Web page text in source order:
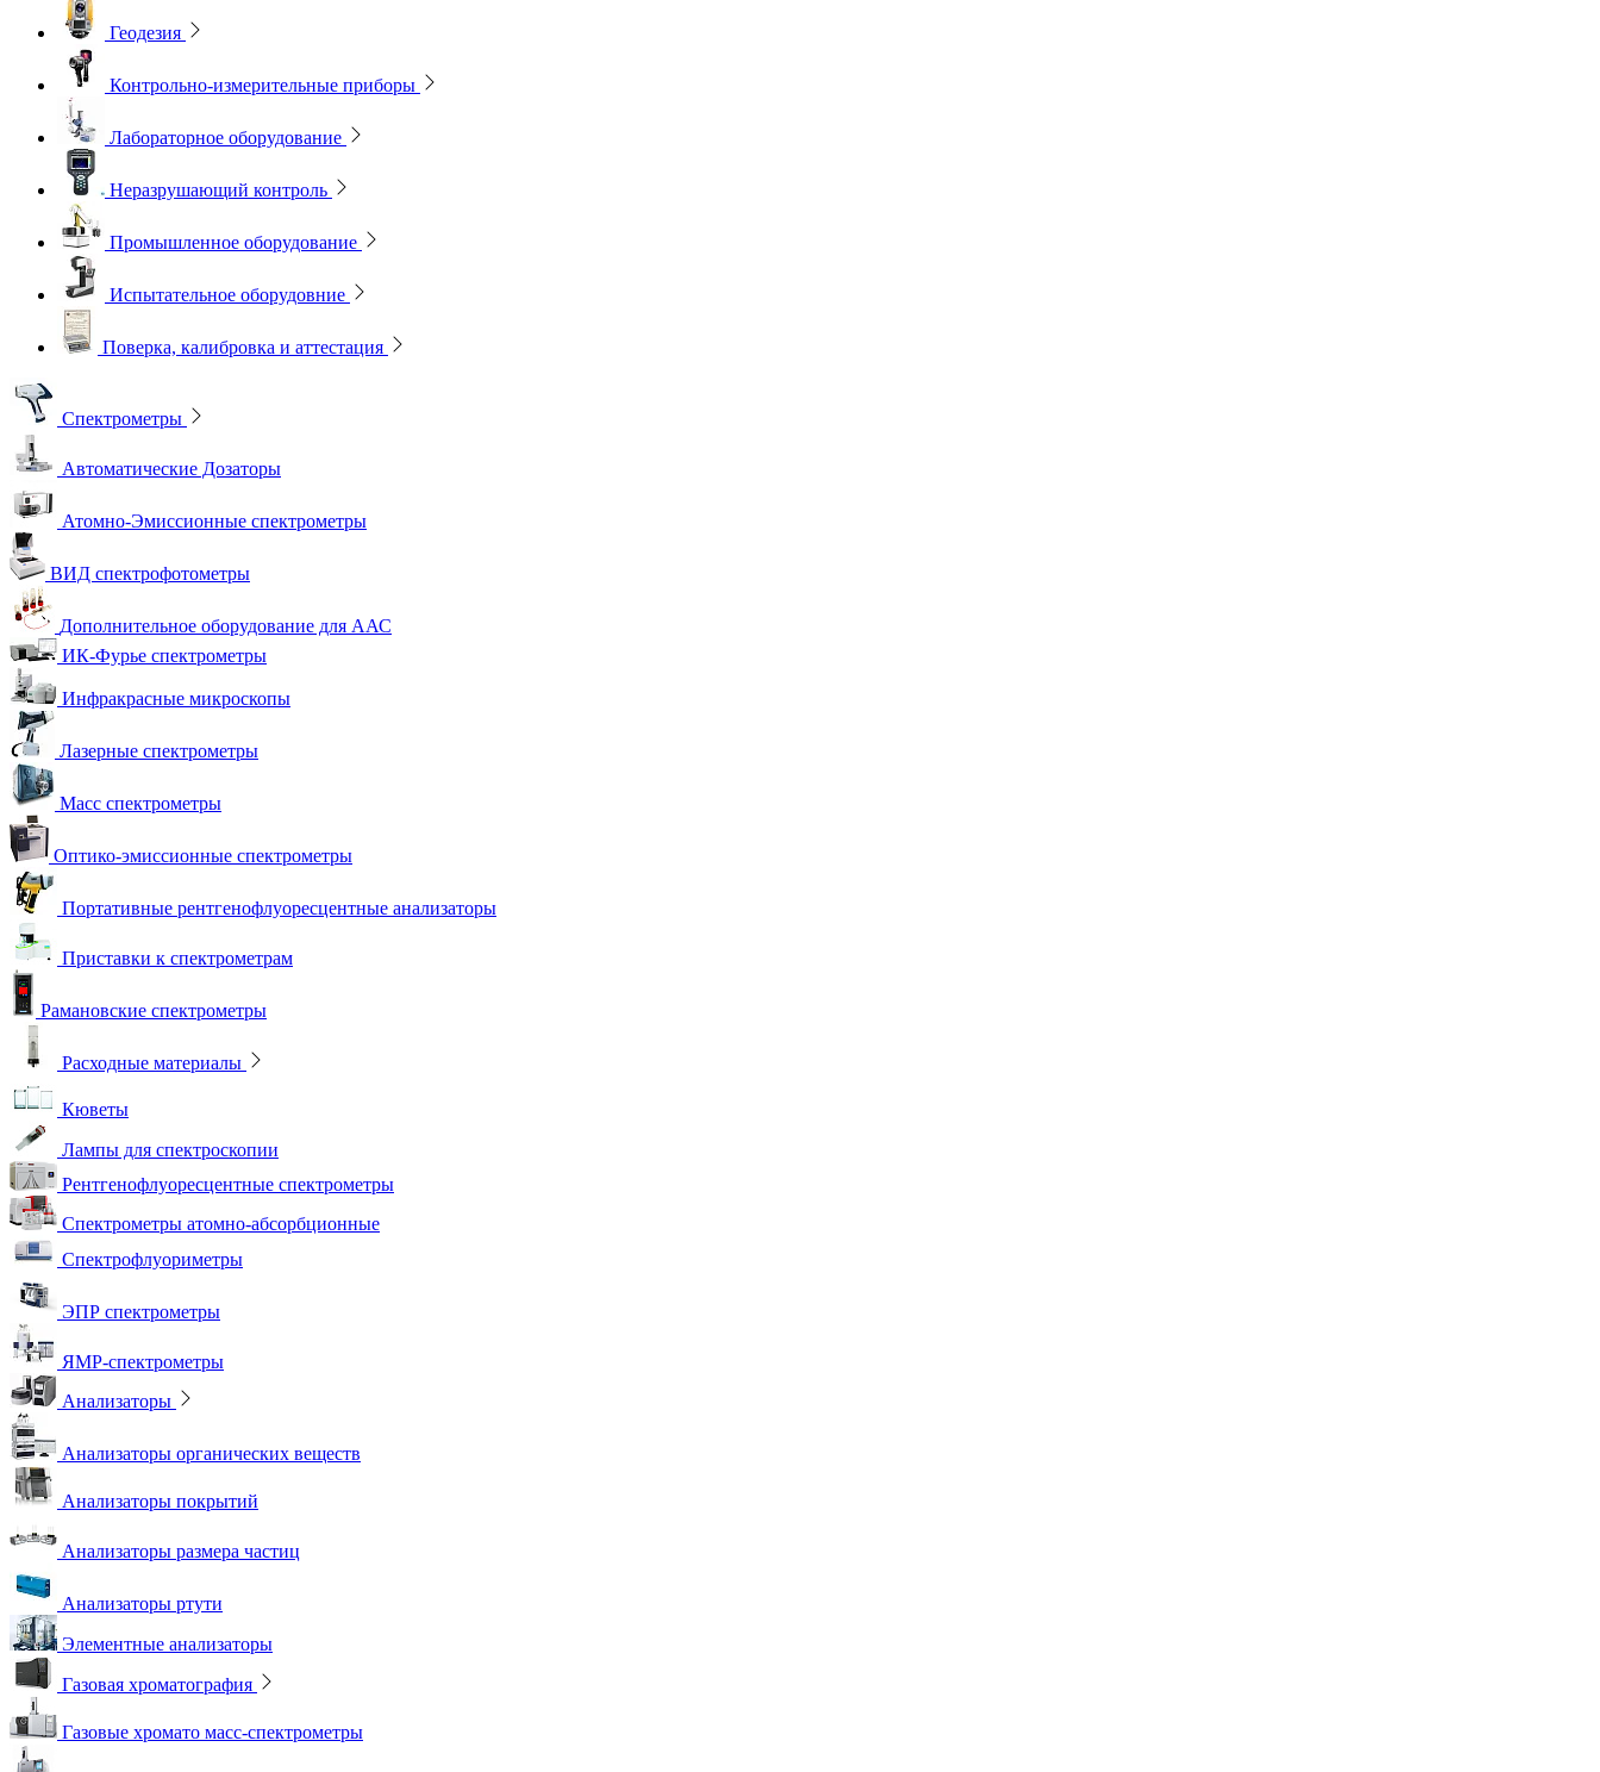
Геодезия
Контрольно-измерительные приборы
Лабораторное оборудование
Неразрушающий контроль
Промышленное оборудование
Испытательное оборудовние
Поверка, калибровка и аттестация
Спектрометры
Автоматические Дозаторы
Атомно-Эмиссионные спектрометры
ВИД спектрофотометры
Дополнительное оборудование для ААС
ИК-Фурье спектрометры
Инфракрасные микроскопы
Лазерные спектрометры
Масс спектрометры
Оптико-эмиссионные спектрометры
Портативные рентгенофлуоресцентные анализаторы
Приставки к спектрометрам
Рамановские спектрометры
Расходные материалы
Кюветы
Лампы для спектроскопии
Рентгенофлуоресцентные спектрометры
Спектрометры атомно-абсорбционные
Спектрофлуориметры
ЭПР спектрометры
ЯМР-спектрометры
Анализаторы
Анализаторы органических веществ
Анализаторы покрытий
Анализаторы размера частиц
Анализаторы ртути
Элементные анализаторы
Газовая хроматография
Газовые хромато масс-спектрометры